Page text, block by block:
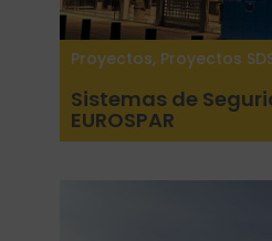
Proyectos, Proyectos
Sistemas de
EUROSPAR